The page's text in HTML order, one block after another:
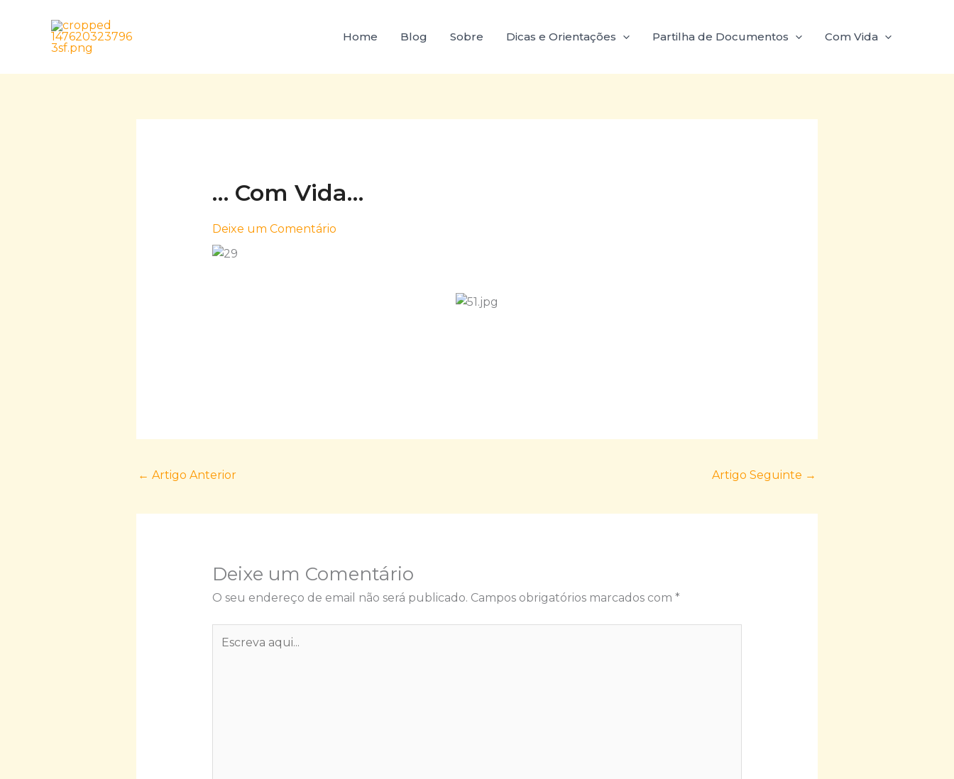
Home Blog Sobre Dicas e Orientações Partilha de Documentos Com Vida
… Com Vida…
Deixe um Comentário
← Artigo Anterior Artigo Seguinte →
Deixe um Comentário
O seu endereço de email não será publicado. Campos obrigatórios marcados com *
aqui...